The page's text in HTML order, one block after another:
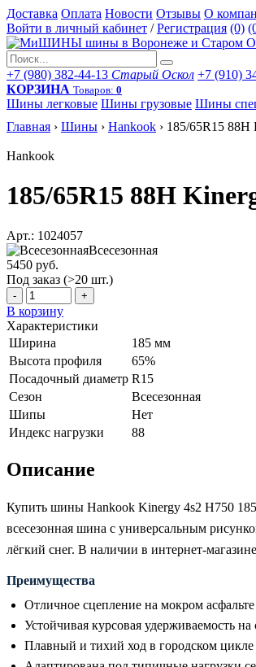
Доставка Оплата Новости Отзывы О
Войти в личный кабинет / Регистрация (0)
+7 (980) 382-44-13 Старый Оскол +7 (910)
КОРЗИНА Товаров: 0
Шины легковые Шины грузовые Шины
Главная › Шины › Hankook › 185/65R15 88H
Hankook
185/65R15 88H
Арт.: 1024057
Всесезонная
5450 руб.
Под заказ (>20 шт.)
- +
В корзину
Характеристики
Ширина
185 мм
Высота профиля
65%
Посадочный диаметр R15
Сезон
Всесезонная
Шипы
Нет
Индекс нагрузки
88
Описание
Купить шины Hankook Kinergy 4s2 H750
всесезонная шина с универсальным
лёгкий снег. В наличии в интернет-
Преимущества
Отличное сцепление на мокром асфальте
Устойчивая курсовая удерживаемость на
Плавный и тихий ход в городском цикле